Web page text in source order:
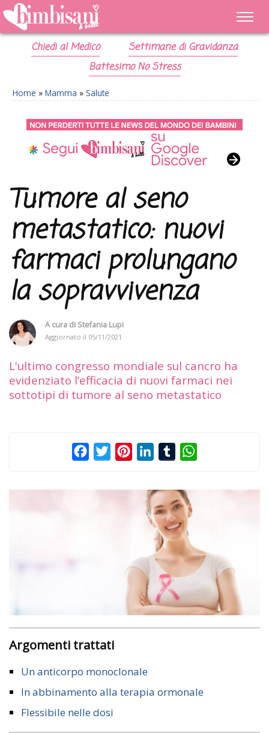
Chiedi al Medico
Settimane di Gravidanza
Battesimo No Stress
Home » Mamma » Salute
Tumore al seno
metastatico: nuovi
farmaci prolungano
la sopravvivenza
A cura di Stefania Lupi
Aggiornato il 05/11/2021
L'ultimo congresso mondiale sul cancro ha
evidenziato l’efficacia di nuovi farmaci nei
sottotipi di tumore al seno metastatico
FacebookTwitterPinterestLinkedInTumblr
Argomenti trattati
Un anticorpo monoclonale
In abbinamento alla terapia ormonale
Flessibile nelle dosi